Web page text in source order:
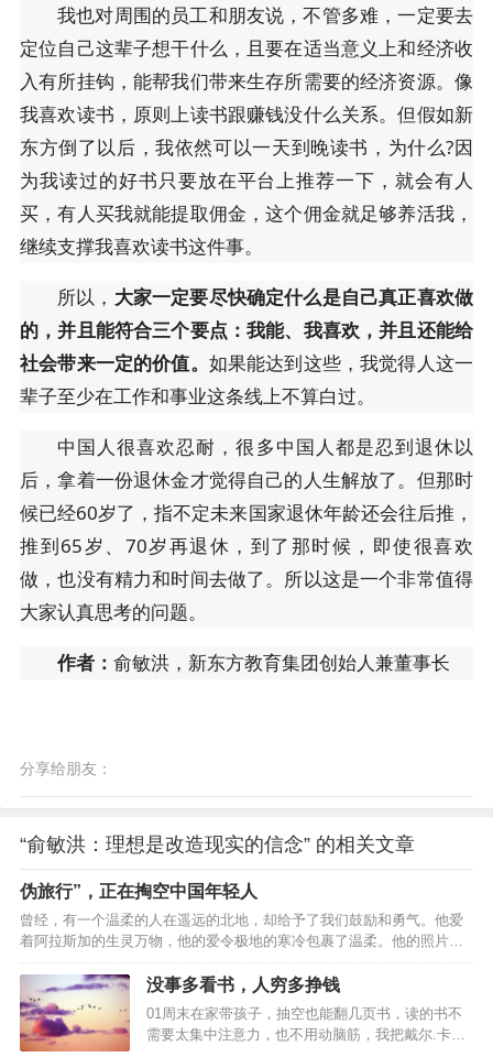
我也对周围的员工和朋友说，不管多难，一定要去
定位自己这辈子想干什么，且要在适当意义上和经济收
入有所挂钩，能帮我们带来生存所需要的经济资源。像
我喜欢读书，原则上读书跟赚钱没什么关系。但假如新
东方倒了以后，我依然可以一天到晚读书，为什么?因
为我读过的好书只要放在平台上推荐一下，就会有人
买，有人买我就能提取佣金，这个佣金就足够养活我，
继续支撑我喜欢读书这件事。
所以， 大家一定要尽快确定什么是自己真正喜欢做
的，并且能符合三个要点：我能、我喜欢，并且还能给
社会带来一定的价值。 如果能达到这些，我觉得人这一
辈子至少在工作和事业这条线上不算白过。
中国人很喜欢忍耐，很多中国人都是忍到退休以
后，拿着一份退休金才觉得自己的人生解放了。但那时
候已经60岁了，指不定未来国家退休年龄还会往后推，
推到65岁、70岁再退休，到了那时候，即使很喜欢
做，也没有精力和时间去做了。所以这是一个非常值得
大家认真思考的问题。
作者： 俞敏洪，新东方教育集团创始人兼董事长
分享给朋友：
“俞敏洪：理想是改造现实的信念” 的相关文章
伪旅行”，正在掏空中国年轻人
曾经，有一个温柔的人在遥远的北地，却给予了我们鼓励和勇气。他爱
着阿拉斯加的生灵万物，他的爱令极地的寒冷包裹了温柔。他的照片
里，熊在冰原上依偎着彼此，松鼠悄然扯下蓝莓，远处传来驼鹿的蹄
声，引着生命的光辉渐渐融进了河流。他的文字讲述了寻光之旅的故
事，这些故事编织在一起好像唱成了一首歌。他的名字叫星野道夫。不
同的人，即使站在同一个地方，透过各自的人生，看到的风景也有所不
同。人们总是在长大以后回想起孩童时期。想的不外乎是热衷的各种游
没事多看书，人穷多挣钱
01周末在家带孩子，抽空也能翻几页书，读的书不
需要太集中注意力，也不用动脑筋，我把戴尔.卡耐